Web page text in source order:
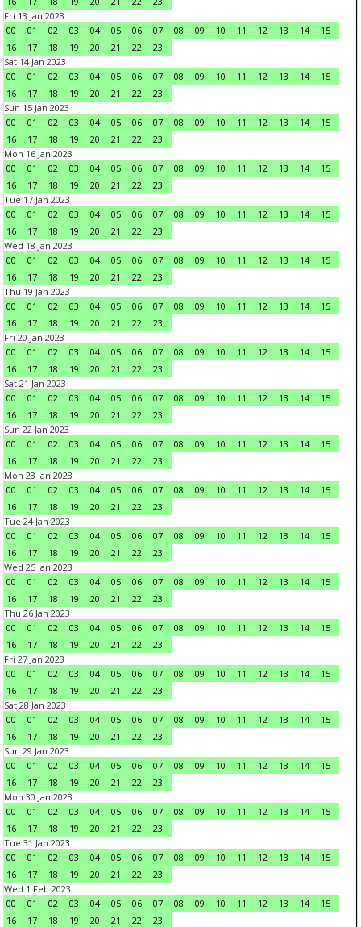
Fri 13 Jan 2023
00
01 02 03 04 05 06 07 08 09 10 11 12 13 14
15
16
17 18 19 20 21 22
23
Sat 14 Jan 2023
00
01 02 03 04 05 06 07 08 09 10 11 12 13 14
15
16
17 18 19 20 21 22
23
Sun 15 Jan 2023
00
01 02 03 04 05 06 07 08 09 10 11 12 13 14
15
16
17 18 19 20 21 22
23
Mon 16 Jan 2023
00
01 02 03 04 05 06 07 08 09 10 11 12 13 14
15
16
17 18 19 20 21 22
23
Tue 17 Jan 2023
00
01 02 03 04 05 06 07 08 09 10 11 12 13 14
15
16
17 18 19 20 21 22
23
Wed 18 Jan 2023
00
01 02 03 04 05 06 07 08 09 10 11 12 13 14
15
16
17 18 19 20 21 22
23
Thu 19 Jan 2023
00
01 02 03 04 05 06 07 08 09 10 11 12 13 14
15
16
17 18 19 20 21 22
23
Fri 20 Jan 2023
00
01 02 03 04 05 06 07 08 09 10 11 12 13 14
15
16
17 18 19 20 21 22
23
Sat 21 Jan 2023
00
01 02 03 04 05 06 07 08 09 10 11 12 13 14
15
16
17 18 19 20 21 22
23
Sun 22 Jan 2023
00
01 02 03 04 05 06 07 08 09 10 11 12 13 14
15
16
17 18 19 20 21 22
23
Mon 23 Jan 2023
00
01 02 03 04 05 06 07 08 09 10 11 12 13 14
15
16
17 18 19 20 21 22
23
Tue 24 Jan 2023
00
01 02 03 04 05 06 07 08 09 10 11 12 13 14
15
16
17 18 19 20 21 22
23
Wed 25 Jan 2023
00
01 02 03 04 05 06 07 08 09 10 11 12 13 14
15
16
17 18 19 20 21 22
23
Thu 26 Jan 2023
00
01 02 03 04 05 06 07 08 09 10 11 12 13 14
15
16
17 18 19 20 21 22
23
Fri 27 Jan 2023
00
01 02 03 04 05 06 07 08 09 10 11 12 13 14
15
16
17 18 19 20 21 22
23
Sat 28 Jan 2023
00
01 02 03 04 05 06 07 08 09 10 11 12 13 14
15
16
17 18 19 20 21 22
23
Sun 29 Jan 2023
00
01 02 03 04 05 06 07 08 09 10 11 12 13 14
15
16
17 18 19 20 21 22
23
Mon 30 Jan 2023
00
01 02 03 04 05 06 07 08 09 10 11 12 13 14
15
16
17 18 19 20 21 22
23
Tue 31 Jan 2023
00
01 02 03 04 05 06 07 08 09 10 11 12 13 14
15
16
17 18 19 20 21 22
23
Wed 1 Feb 2023
00
01 02 03 04 05 06 07 08 09 10 11 12 13 14
15
16
17 18 19 20 21 22
23